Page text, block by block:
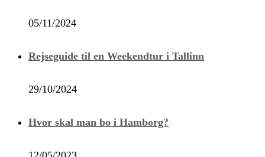
05/11/2024
Rejseguide til en Weekendtur i Tallinn
29/10/2024
Hvor skal man bo i Hamborg?